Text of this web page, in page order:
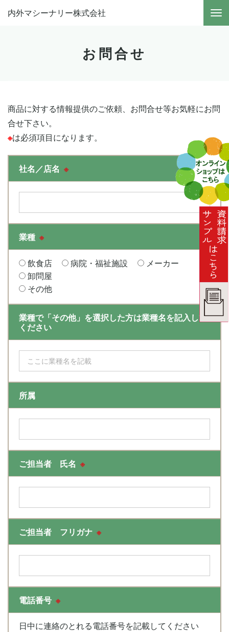
内外マシーナリー株式会社
お問合せ
商品に対する情報提供のご依頼、お問合せ等お気軽にお問
合せ下さい。
※は必須項目になります。
社名／店名 ※
業種 ※
飲食店 病院・福祉施設
メーカー
卸問屋
その他
業種で「その他」を選択した方は業種名を記入して
ください
所属
ご担当者 氏名 ※
ご担当者 フリガナ ※
電話番号 ※
日中に連絡のとれる電話番号を記載してください